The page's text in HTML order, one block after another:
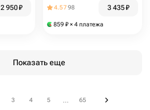
2 950₽
вкусом. На День Рождения"
4.5798 3 435₽
859 ₽ × 4 платежа
Показать еще
3 4 5 ... 65